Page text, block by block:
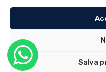
Salva
Sito realizzato da
MG